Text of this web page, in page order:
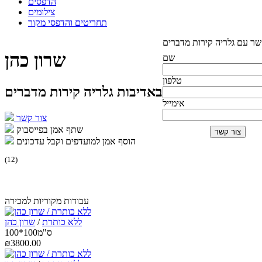
צילומים
תחריטים והדפסי מקור
שרון כהן
באדיבות גלריה קירות מדברים
צור קשר
שתף אמן בפייסבוק
הוסף אמן למועדפים וקבל עדכונים
(12)
עם גלריה קירות מדברים
שם
טלפון
אימייל
עבודות מקוריות למכירה
ללא כותרת/ שרון כהן
100*100ס"מ
₪3800.00